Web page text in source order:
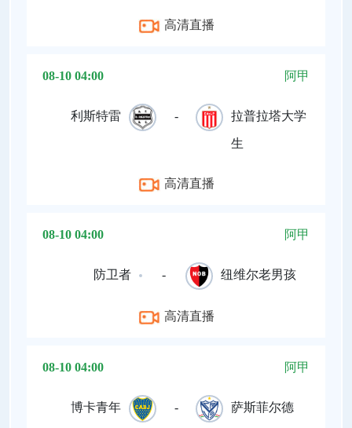
高清直播
08-10 04:00 阿甲
利斯特雷 - 拉普拉塔大学
生
高清直播
08-10 04:00 阿甲
防卫者 - 纽维尔老男孩
高清直播
08-10 04:00 阿甲
博卡青年 - 萨斯菲尔德